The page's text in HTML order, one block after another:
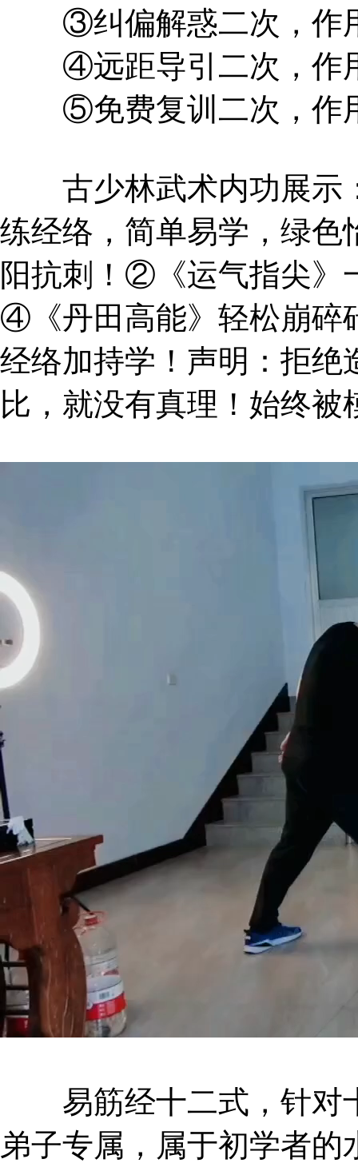
③纠偏解惑二次，作
④远距导引二次，作
⑤免费复训二次，作
古少林武术内功展示
练经络，简单易学，绿
阳抗刺！②《运气指尖》
④《丹田高能》轻松崩碎
经络加持学！声明：拒绝
比，就没有真理！始终
易筋经十二式，针对
弟子专属，属于初学者